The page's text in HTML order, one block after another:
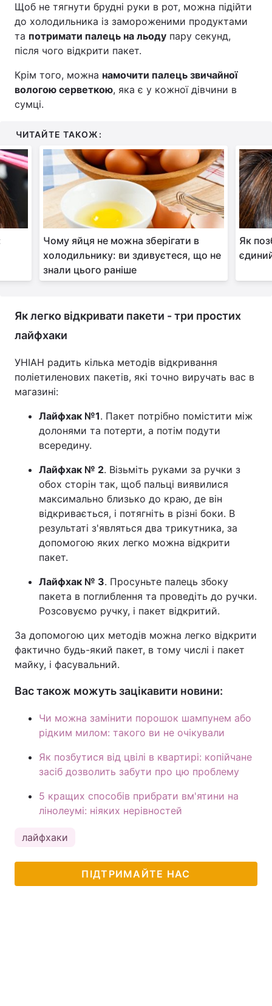
Щоб не тягнути брудні руки в рот, можна підійти
до холодильника із замороженими продуктами
та потримати палець на льоду пару секунд,
після чого відкрити пакет.
Крім того, можна намочити палець звичайної
вологою серветкою, яка є у кожної дівчини в
сумці.
ЧИТАЙТЕ ТАКОЖ:
Чому яйця не можна зберігати в
холодильнику: ви здивуєтеся, що не
знали цього раніше
Як
Як легко відкривати пакети - три простих
лайфхаки
УНІАН радить кілька методів відкривання
поліетиленових пакетів, які точно виручать вас в
магазині:
Лайфхак №1. Пакет потрібно помістити між
долонями та потерти, а потім подути
всередину.
Лайфхак № 2. Візьміть руками за ручки з
обох сторін так, щоб пальці виявилися
максимально близько до краю, де він
відкривається, і потягніть в різні боки. В
результаті з'являться два трикутника, за
допомогою яких легко можна відкрити
пакет.
Лайфхак № 3. Просуньте палець збоку
пакета в поглиблення та проведіть до ручки.
Розсовуємо ручку, і пакет відкритий.
За допомогою цих методів можна легко відкрити
фактично будь-який пакет, в тому числі і пакет
майку, і фасувальний.
Вас також можуть зацікавити новини:
Чи можна замінити порошок шампунем або
рідким милом: такого ви не очікували
Як позбутися від цвілі в квартирі: копійчане
засіб дозволить забути про цю проблему
5 кращих способів прибрати вм'ятини на
лінолеумі: ніяких нерівностей
лайфхаки
ПІДТРИМАЙТЕ НАС